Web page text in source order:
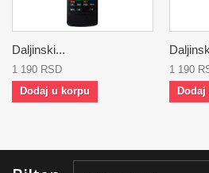
Daljinski...
1 190 RSD
Dodaj u korpu
1 190